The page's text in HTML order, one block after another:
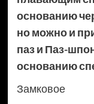
основанию
но можно и
паз и Паз-
основанию
Замковое